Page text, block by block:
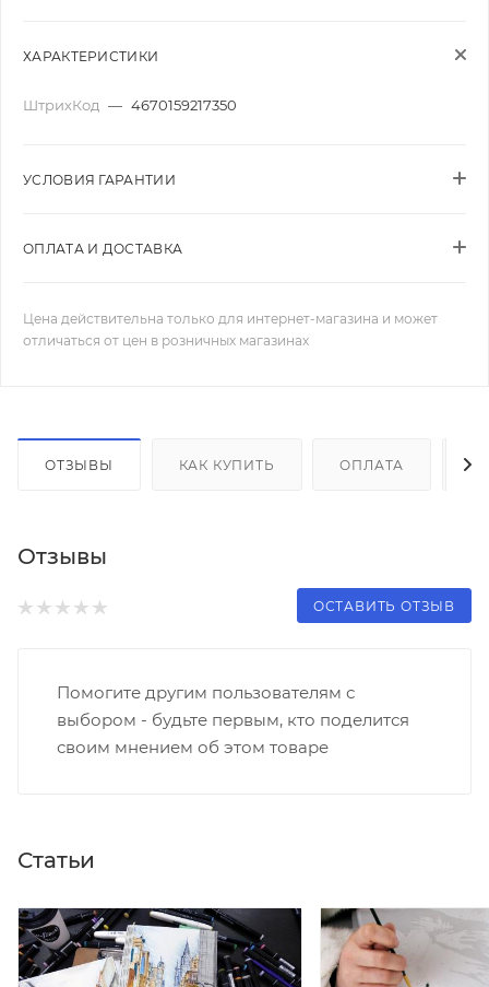
ХАРАКТЕРИСТИКИ
ШтрихКод — 4670159217350
УСЛОВИЯ ГАРАНТИИ
ОПЛАТА И ДОСТАВКА
Цена действительна только для интернет-магазина и может
отличаться от цен в розничных магазинах
ОТЗЫВЫ КАК КУПИТЬ ОПЛАТА
Отзывы
ОСТАВИТЬ ОТЗЫВ
Помогите другим пользователям с
выбором - будьте первым, кто поделится
своим мнением об этом товаре
Статьи